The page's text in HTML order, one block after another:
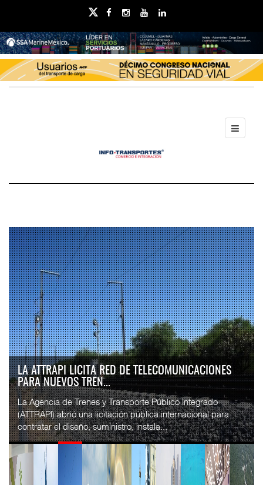
LA ATTRAPI LICITA RED DE TELECOMUNICACIONES
PARA NUEVOS TREN...
La Agencia de Trenes y Transporte Público Integrado
(ATTRAPI) abrió una licitación pública internacional para
contratar el diseño, suministro, instala...